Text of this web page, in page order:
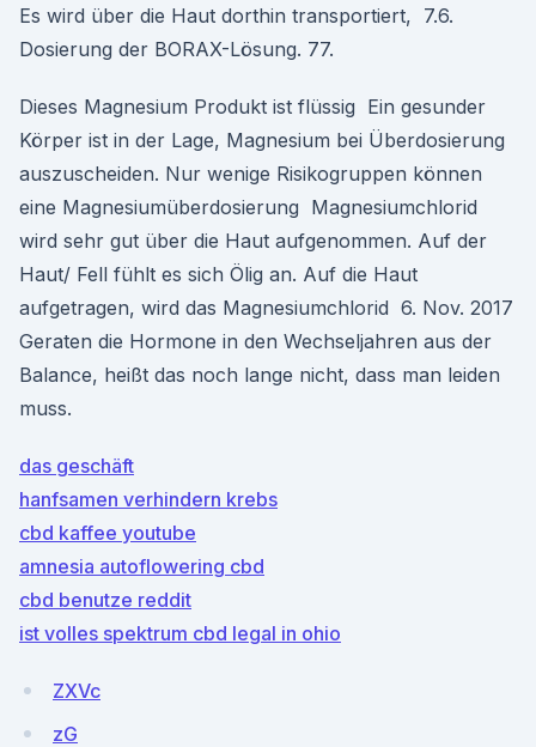
Es wird über die Haut dorthin transportiert, 7.6.
Dosierung der BORAX-Lösung. 77.
Dieses Magnesium Produkt ist flüssig Ein gesunder
Körper ist in der Lage, Magnesium bei Überdosierung
auszuscheiden. Nur wenige Risikogruppen können
eine Magnesiumüberdosierung Magnesiumchlorid
wird sehr gut über die Haut aufgenommen. Auf der
Haut/ Fell fühlt es sich Ölig an. Auf die Haut
aufgetragen, wird das Magnesiumchlorid 6. Nov. 2017
Geraten die Hormone in den Wechseljahren aus der
Balance, heißt das noch lange nicht, dass man leiden
muss.
das geschäft
hanfsamen verhindern krebs
cbd kaffee youtube
amnesia autoflowering cbd
cbd benutze reddit
ist volles spektrum cbd legal in ohio
ZXVc
zG